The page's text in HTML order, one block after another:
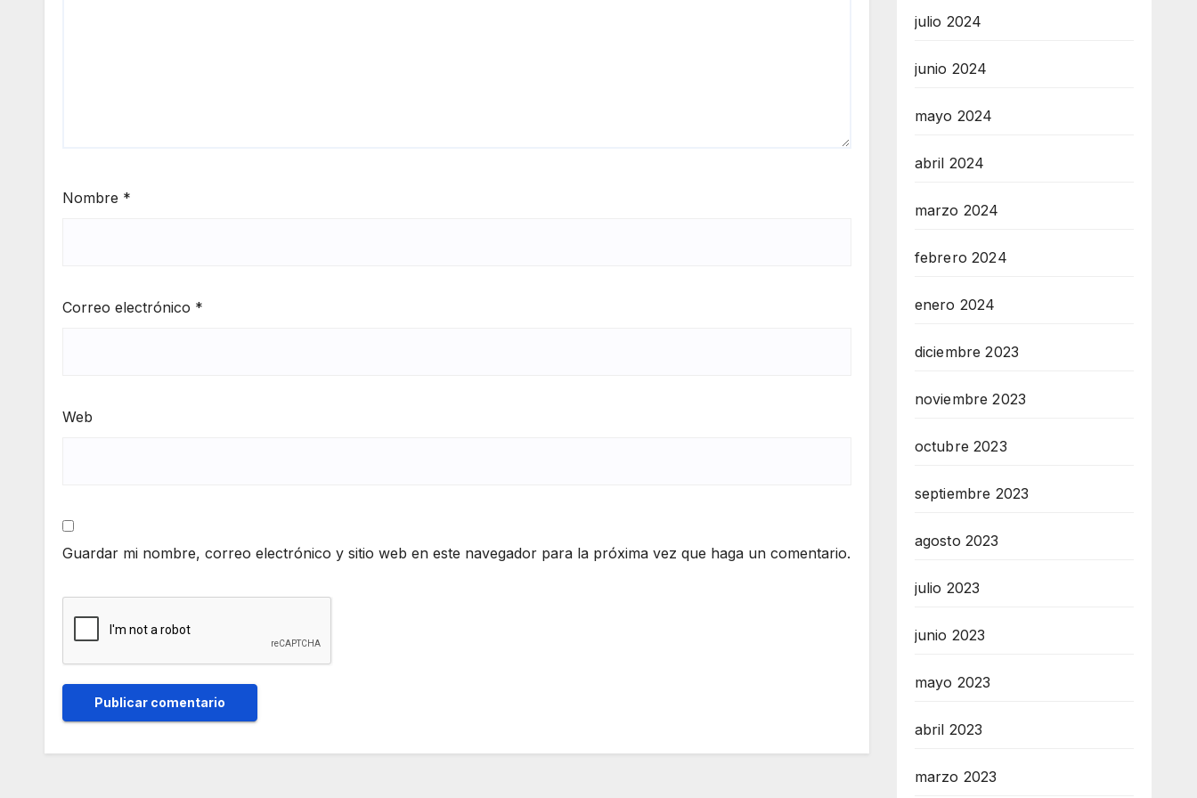
Nombre *
Correo electrónico *
Web
Guardar mi nombre, correo electrónico y sitio web en este navegador para la próxima vez que haga un comentario.
julio 2024
junio 2024
mayo 2024
abril 2024
marzo 2024
febrero 2024
enero 2024
diciembre 2023
noviembre 2023
octubre 2023
septiembre 2023
agosto 2023
julio 2023
junio 2023
mayo 2023
abril 2023
marzo 2023